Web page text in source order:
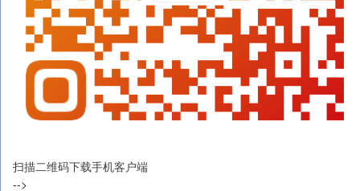
扫描二维码下载手机客户端
-->